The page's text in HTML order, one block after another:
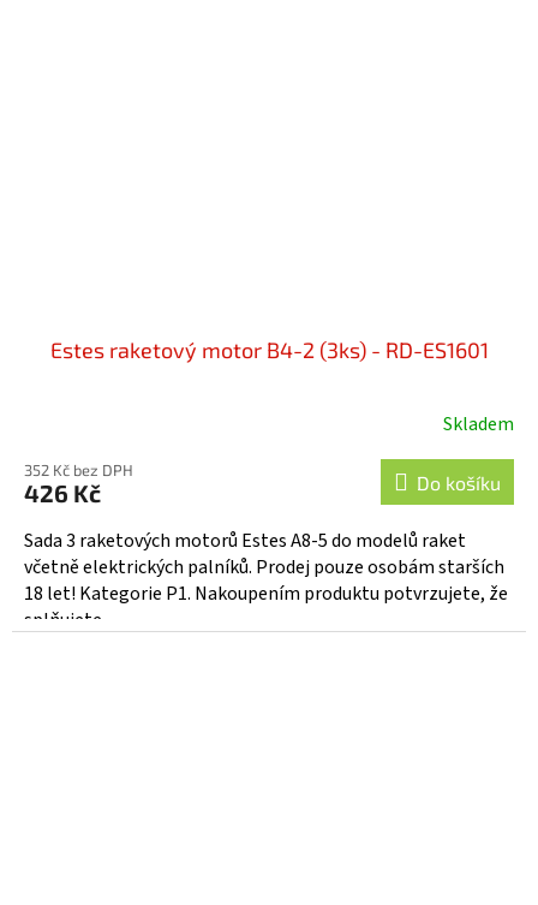
Estes raketový motor B4-2 (3ks) - RD-ES1601
Skladem
352 Kč bez DPH
426 Kč Do košíku
Sada 3 raketových motorů Estes A8-5 do modelů raket
včetně elektrických palníků. Prodej pouze osobám starších
18 let! Kategorie P1. Nakoupením produktu potvrzujete, že
splňujete...